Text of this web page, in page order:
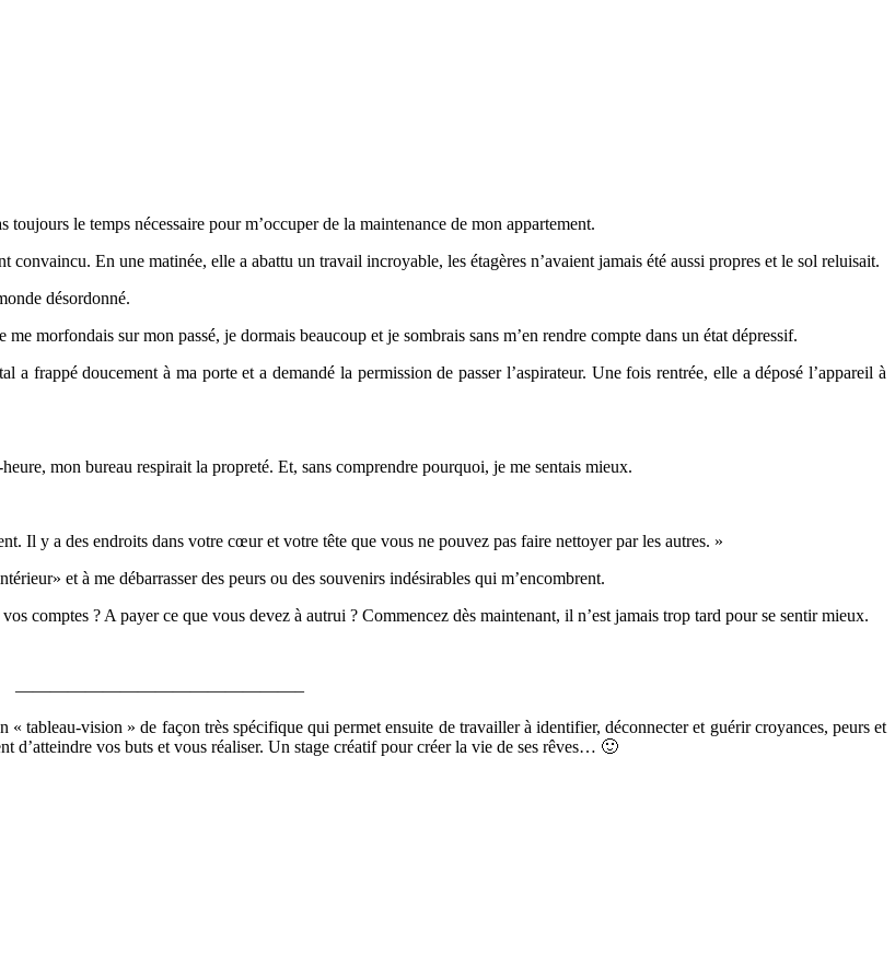
le temps nécessaire pour m’occuper de la maintenance de mon appartement.
convaincu. En une matinée, elle a abattu un travail incroyable, les étagères n’avaient jamais été aussi propres et le sol reluisait.
désordonné.
morfondais sur mon passé, je dormais beaucoup et je sombrais sans m’en rendre compte dans un état dépressif.
frappé doucement à ma porte et a demandé la permission de passer l’aspirateur. Une fois rentrée, elle a déposé l’appareil à
mon bureau respirait la propreté. Et, sans comprendre pourquoi, je me sentais mieux.
Il y a des endroits dans votre cœur et votre tête que vous ne pouvez pas faire nettoyer par les autres. »
et à me débarrasser des peurs ou des souvenirs indésirables qui m’encombrent.
comptes ? A payer ce que vous devez à autrui ? Commencez dès maintenant, il n’est jamais trop tard pour se sentir mieux.
————————————————–
« tableau-vision » de façon très spécifique qui permet ensuite de travailler à identifier, déconnecter et guérir croyances, peurs et
d’atteindre vos buts et vous réaliser. Un stage créatif pour créer la vie de ses rêves… 🙂